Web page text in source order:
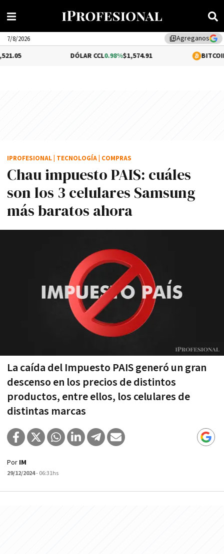
library_addAgreganos
7/8/2026
0.98%$1,574.91 -0.13%
Chau impuesto PAIS: cuáles
son los 3 celulares Samsung
más baratos ahora
La caída del Impuesto PAIS generó un gran
descenso en los precios de distintos
productos, entre ellos, los celulares de
distintas marcas
IPROFESIONAL TECNOLOGÍA COMPRAS
Por IM
29/12/2024- 06:31hs